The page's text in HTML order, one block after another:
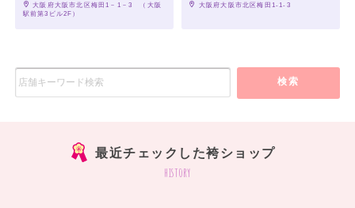
一蔵 所沢店
一蔵アクロス福岡本店
一蔵 千葉本店
大阪府大阪市北区梅田1－1－3　（大阪
駅前第3ビル2F）
大阪府大阪市北区梅田1-1-3
検索
最近チェックした袴ショップ
history